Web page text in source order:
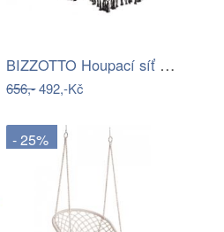
BIZZOTTO Houpací síť ELDORIS černá…
656,-492,-Kč
- 25%